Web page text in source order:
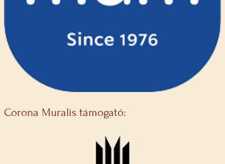
Corona Muralis támogató: